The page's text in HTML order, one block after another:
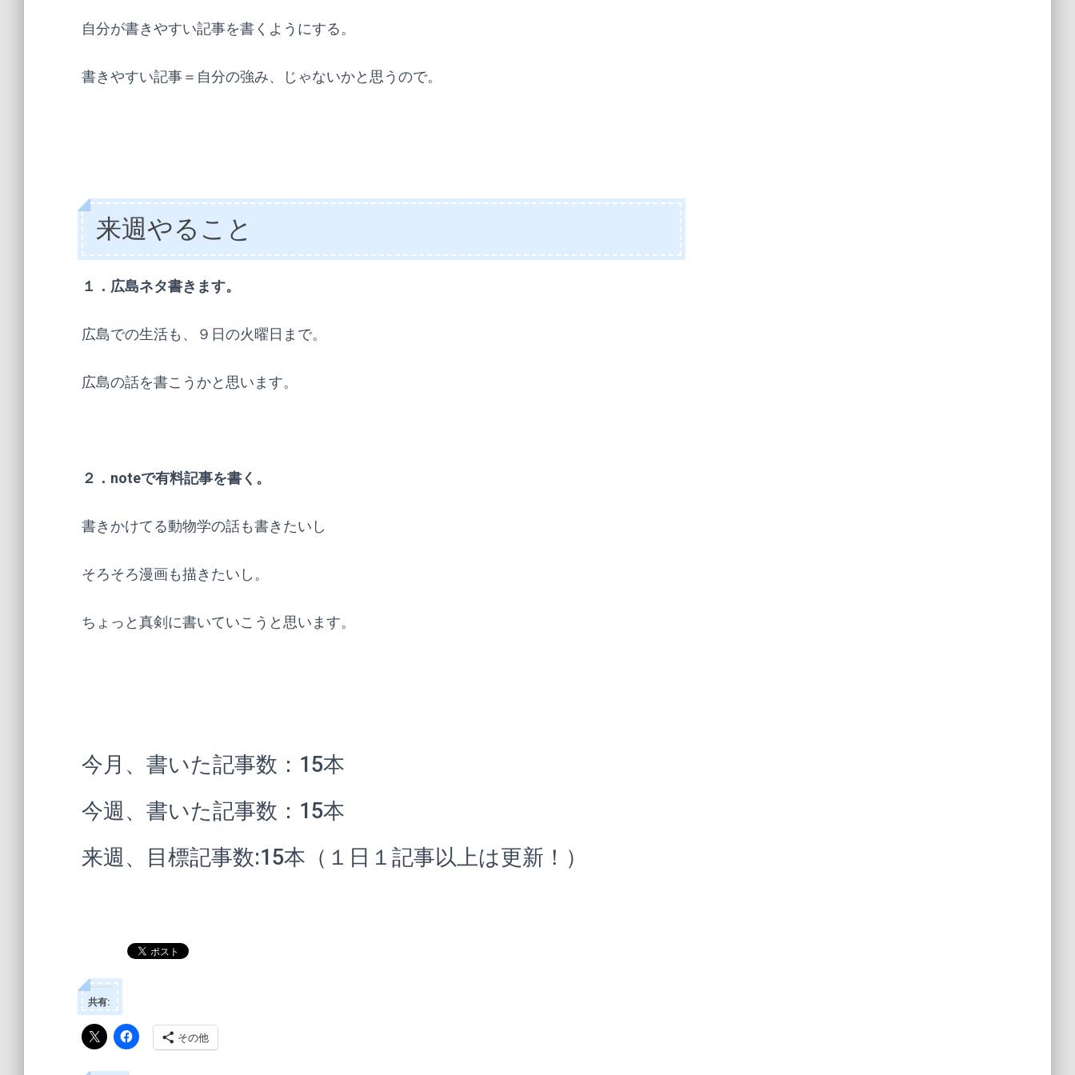
自分が書きやすい記事を書くようにする。
書きやすい記事＝自分の強み、じゃないかと思うので。
来週やること
１．広島ネタ書きます。
広島での生活も、９日の火曜日まで。
広島の話を書こうかと思います。
２．noteで有料記事を書く。
書きかけてる動物学の話も書きたいし
そろそろ漫画も描きたいし。
ちょっと真剣に書いていこうと思います。
今月、書いた記事数：15本
今週、書いた記事数：15本
来週、目標記事数:15本（１日１記事以上は更新！）
共有:
その他